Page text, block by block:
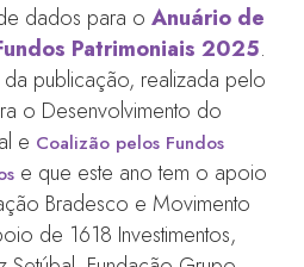
dados para o Anuário de
Patrimoniais 2025.
publicação, realizada pelo
o Desenvolvimento do
e Coalizão pelos Fundos
e que este ano tem o apoio
Bradesco e Movimento
de 1618 Investimentos,